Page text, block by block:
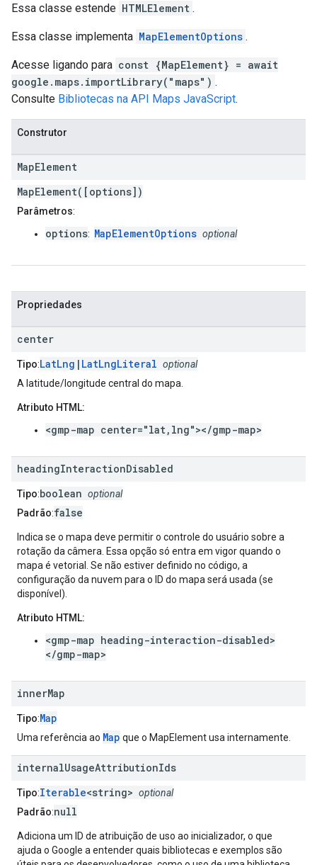
Essa classe estende HTMLElement .
Essa classe implementa MapElementOptions .
Acesse ligando para const {MapElement} = await
google.maps.importLibrary("maps") .
Consulte Bibliotecas na API Maps JavaScript.
Construtor
MapElement
MapElement([options])
Parâmetros:
options: MapElementOptions optional
Propriedades
center
Tipo:LatLng | LatLngLiteral optional
A latitude/longitude central do mapa.
Atributo HTML:
<gmp-map center="lat,lng"></gmp-map>
headingInteractionDisabled
Tipo:boolean optional
Padrão:false
Indica se o mapa deve permitir o controle do usuário sobre a
rotação da câmera. Essa opção só entra em vigor quando o
mapa é vetorial. Se não estiver definido no código, a
configuração da nuvem para o ID do mapa será usada (se
disponível).
Atributo HTML:
<gmp-map heading-interaction-disabled>
</gmp-map>
innerMap
Tipo:Map
Uma referência ao Map que o MapElement usa internamente.
internalUsageAttributionIds
Tipo:Iterable<string> optional
Padrão:null
Adiciona um ID de atribuição de uso ao inicializador, o que
ajuda o Google a entender quais bibliotecas e exemplos são